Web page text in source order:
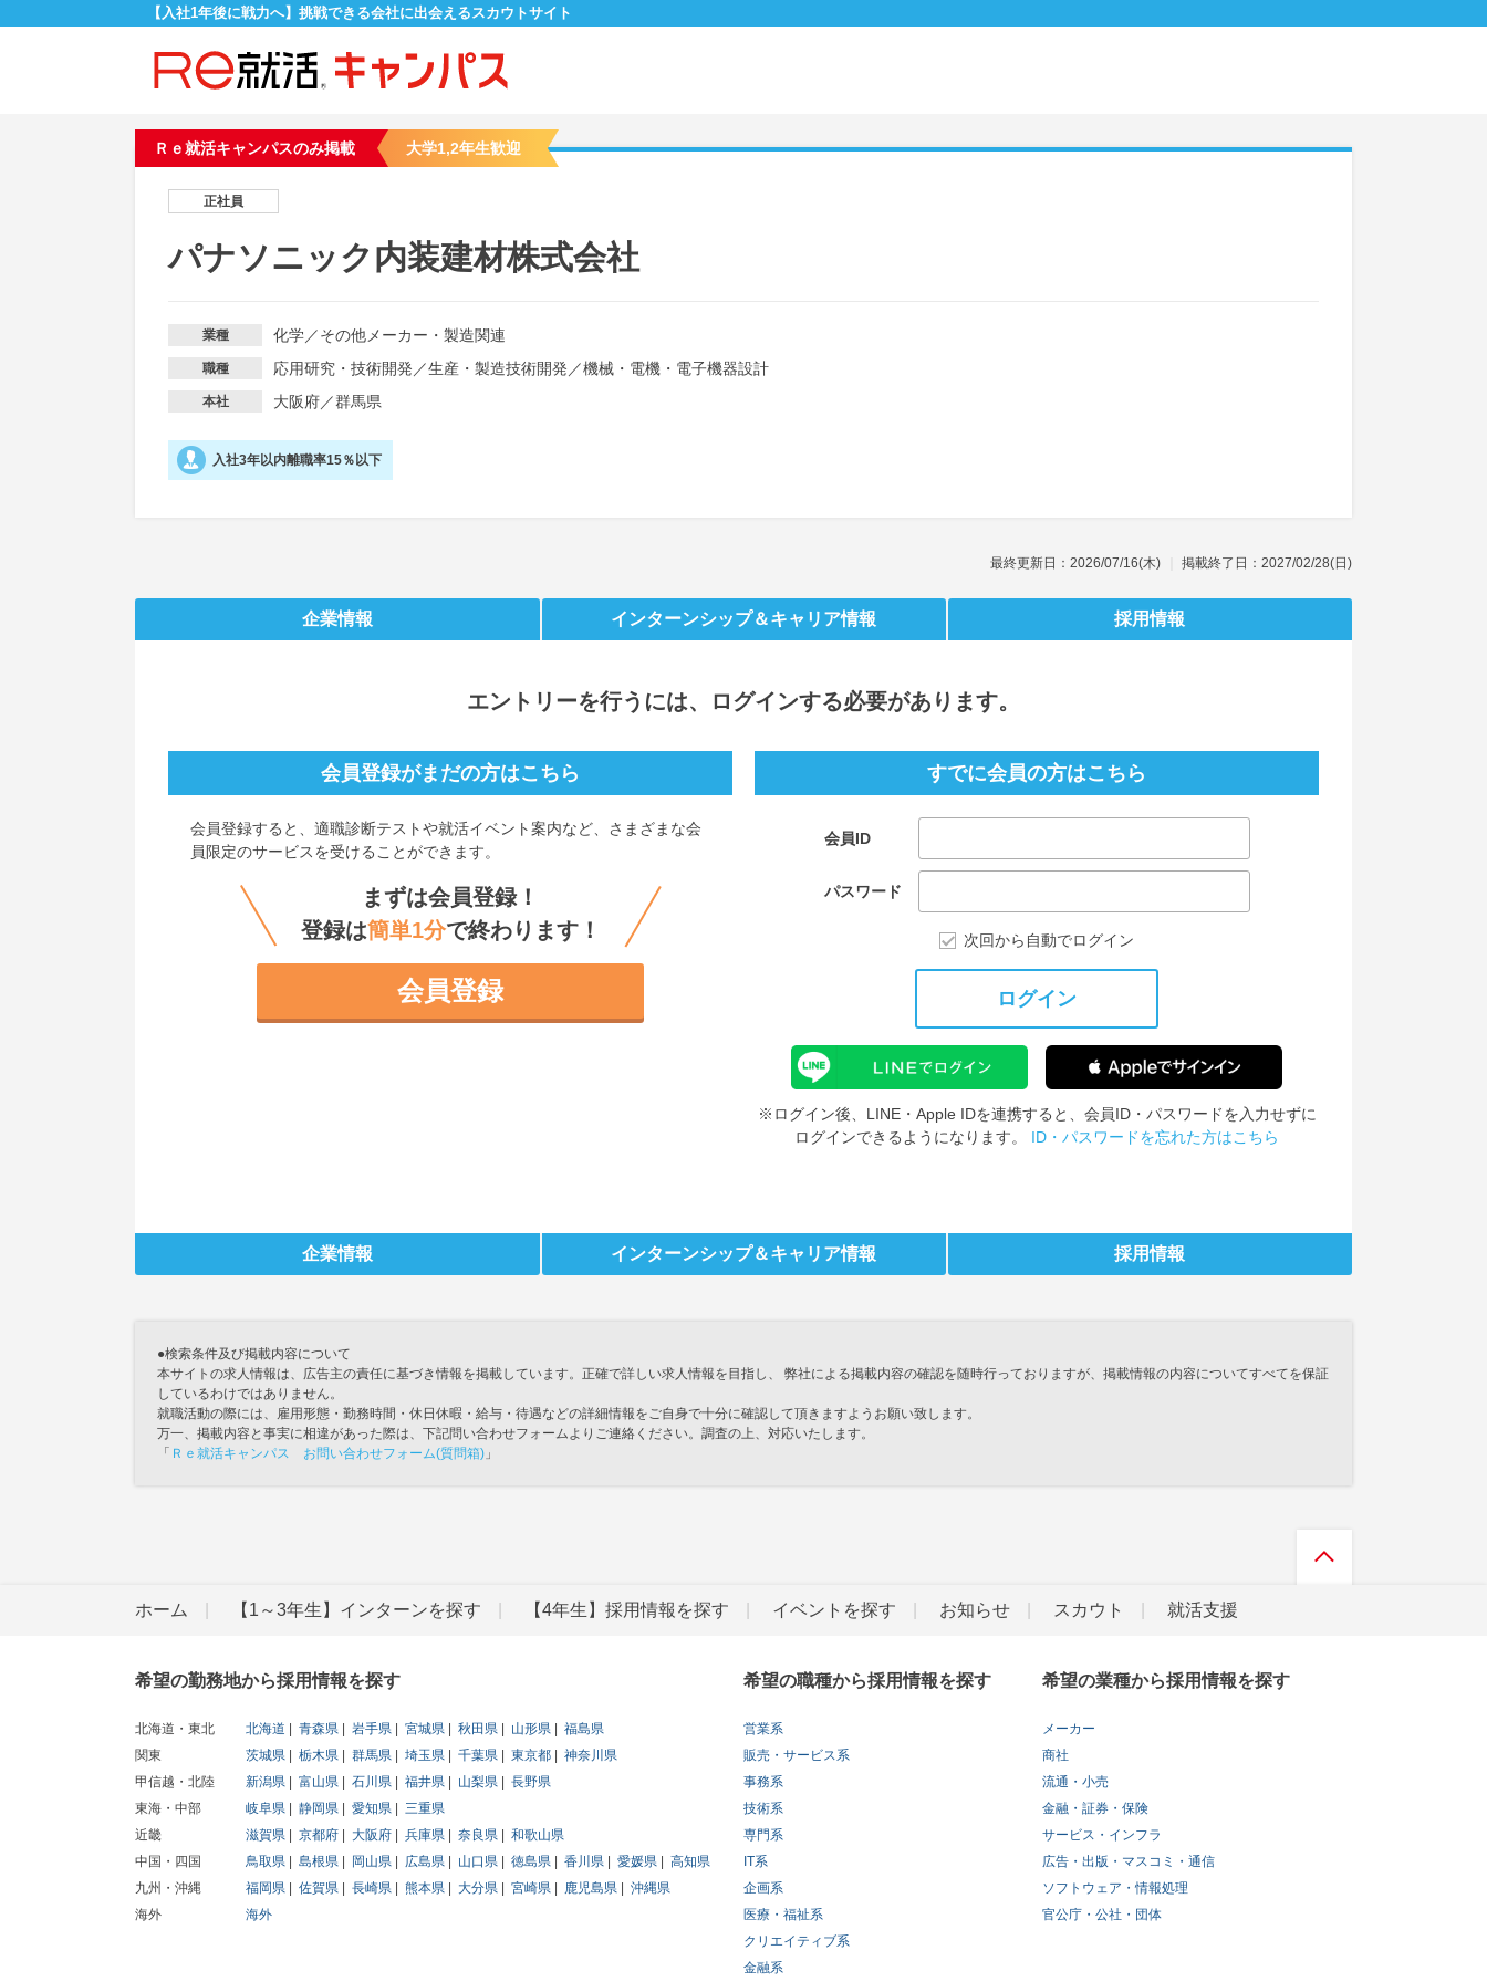
【入社1年後に戦力へ】挑戦できる会社に出会えるスカウトサイト
Ｒｅ就活キャンパスのみ掲載 大学1,2年生歓迎
正社員
パナソニック内装建材株式会社
業種 化学／その他メーカー・製造関連
職種 応用研究・技術開発 ／生産・製造技術開発 ／機械・電機・電子機器設計
本社 大阪府／群馬県
入社3年以内離職率15％以下
最終更新日：2026/07/16(木) 掲載終了日：2027/02/28(日)
企業情報 インターンシップ＆キャリア情報 採用情報
エントリーを行うには、ログインする必要があります。
すでに会員の方はこちら
会員ID
パスワード
次回から自動でログイン
ログイン
※ログイン後、LINE・Apple IDを連携すると、会員ID・パスワードを入力せずに
ログインできるようになります。 ID・パスワードを忘れた方はこちら
会員登録がまだの方はこちら
会員登録すると、 適職診断テストや就活イベント案内など、さまざまな会
員限定のサービスを受けることができます。
まずは会員登録！
登録は簡単1分で終わります！
会員登録
企業情報 インターンシップ＆キャリア情報 採用情報
●検索条件及び掲載内容について
本サイトの求人情報は、広告主の責任に基づき情報を掲載しています。正確で詳しい求人情報を目指し、 弊社による掲載内容の確認を随時行っておりますが、掲載情報の内容についてすべてを保証
しているわけではありません。
就職活動の際には、雇用形態・勤務時間・休日休暇・給与・待遇などの詳細情報をご自身で十分に確認して頂きますようお願い致します。
万一、掲載内容と事実に相違があった際は、下記問い合わせフォームよりご連絡ください。調査の上、対応いたします。
「 Ｒｅ就活キャンパス お問い合わせフォーム(質問箱) 」
ホーム 【1～3年生】インターンを探す 【4年生】採用情報を探す イベントを探す お知らせ スカウト 就活支援
希望の勤務地から採用情報を探す
北海道・東北 北海道 青森県 岩手県 宮城県 秋田県 山形県
福島県
関東
茨城県 栃木県 群馬県 埼玉県 千葉県 東京都
神奈川県
甲信越・北陸
新潟県 富山県 石川県 福井県 山梨県
長野県
東海・中部
岐阜県 静岡県 愛知県
三重県
近畿
滋賀県 京都府 大阪府 兵庫県 奈良県
和歌山県
中国・四国
鳥取県 島根県 岡山県 広島県 山口県 徳島県 香川県 愛媛県
高知県
九州・沖縄
福岡県 佐賀県 長崎県 熊本県 大分県 宮崎県 鹿児島県
沖縄県
海外
海外
希望の職種から採用情報を探す
営業系
販売・サービス系
事務系
技術系
専門系
IT系
企画系
医療・福祉系
クリエイティブ系
金融系
希望の業種から採用情報を探す
メーカー
商社
流通・小売
金融・証券・保険
サービス・インフラ
広告・出版・マスコミ・通信
ソフトウェア・情報処理
官公庁・公社・団体